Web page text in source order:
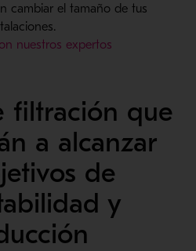
cambiar el tamaño de tus
nuestros expertos
filtración que
a alcanzar
de
y